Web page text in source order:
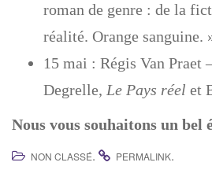
roman de genre : de la
réalité. Orange sanguine.
15 mai : Régis Van Praet
Degrelle, Le Pays réel et
Nous vous souhaitons un bel
NON CLASSÉ. PERMALINK.